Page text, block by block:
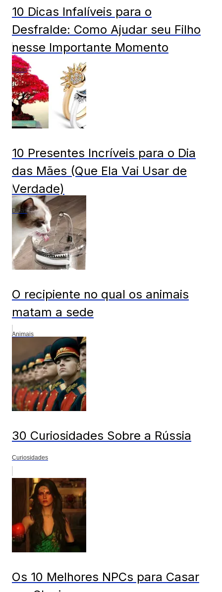
10 Dicas Infalíveis para o
Desfralde: Como Ajudar seu Filho
nesse Importante Momento
Dicas
10 Presentes Incríveis para o Dia
das Mães (Que Ela Vai Usar de
Verdade)
Dicas
O recipiente no qual os animais
matam a sede
Animais
30 Curiosidades Sobre a Rússia
Curiosidades
Os 10 Melhores NPCs para Casar